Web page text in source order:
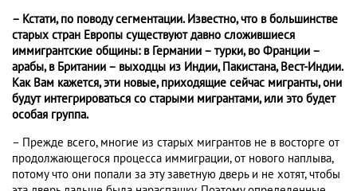
– Кстати, по поводу сегментации. Известно, что в большинстве
старых стран Европы существуют давно сложившиеся
иммигрантские общины: в Германии – турки, во Франции –
арабы, в Британии – выходцы из Индии, Пакистана, Вест-Индии.
Как Вам кажется, эти новые, приходящие сейчас мигранты, они
будут интегрироваться со старыми мигрантами, или это будет
особая группа.
– Прежде всего, многие из старых мигрантов не в восторге от
продолжающегося процесса иммиграции, от нового наплыва,
потому что они попали за эту заветную дверь и не хотят, чтобы